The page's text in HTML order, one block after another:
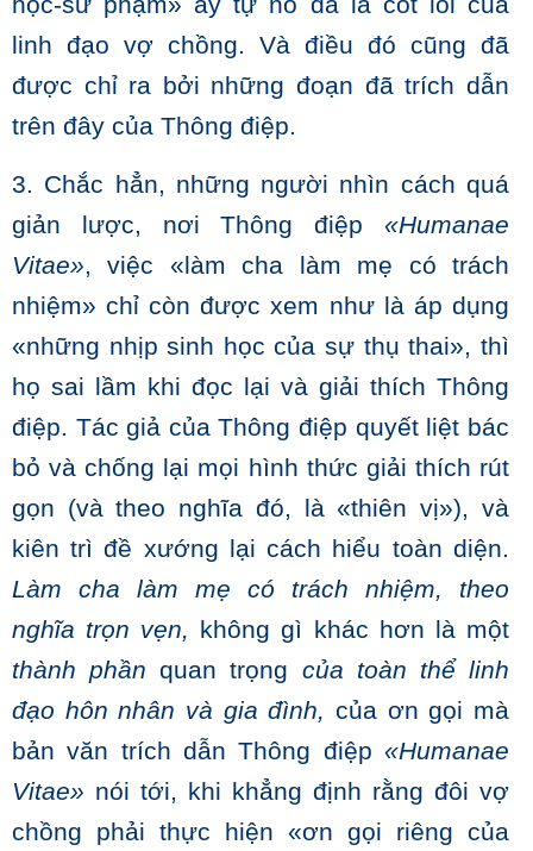
linh đạo vợ chồng. Và điều đó cũng đã
được chỉ ra bởi những đoạn đã trích dẫn
trên đây của Thông điệp.
3. Chắc hẳn, những người nhìn cách quá
giản lược, nơi Thông điệp «Humanae
Vitae», việc «làm cha làm mẹ có trách
nhiệm» chỉ còn được xem như là áp dụng
«những nhịp sinh học của sự thụ thai», thì
họ sai lầm khi đọc lại và giải thích Thông
điệp. Tác giả của Thông điệp quyết liệt bác
bỏ và chống lại mọi hình thức giải thích rút
gọn (và theo nghĩa đó, là «thiên vị»), và
kiên trì đề xướng lại cách hiểu toàn diện.
Làm cha làm mẹ có trách nhiệm, theo
nghĩa trọn vẹn, không gì khác hơn là một
thành phầnquan trọng của toàn thể linh
đạo hôn nhân và gia đình, của ơn gọi mà
bản văn trích dẫn Thông điệp «Humanae
Vitae» nói tới, khi khẳng định rằng đôi vợ
chồng phải thực hiện «ơn gọi riêng của